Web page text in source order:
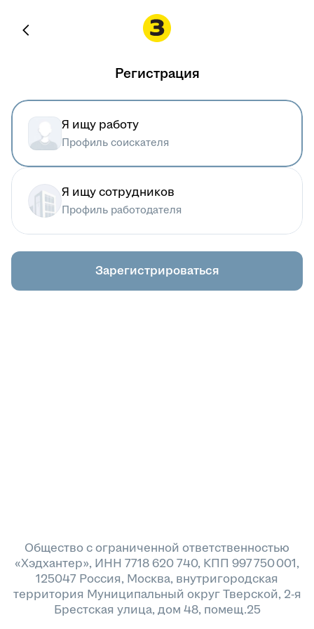
Регистрация
Я ищу работу
Профиль соискателя
Я ищу сотрудников
Профиль работодателя
Зарегистрироваться
Общество с ограниченной ответственностью
«Хэдхантер», ИНН 7718 620 740, КПП 997 750 001,
125047 Россия, Москва, внутригородская
территория Муниципальный округ Тверской, 2-я
Брестская улица, дом 48, помещ.25